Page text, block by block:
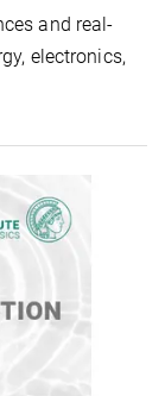
and real-
electronics,